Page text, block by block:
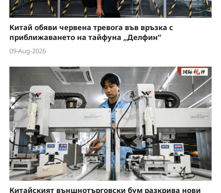
Китай обяви червена тревога във връзка с
приближаването на тайфуна „Делфин“
09-Aug-2026
Китайският външнотърговски бум разкрива нови